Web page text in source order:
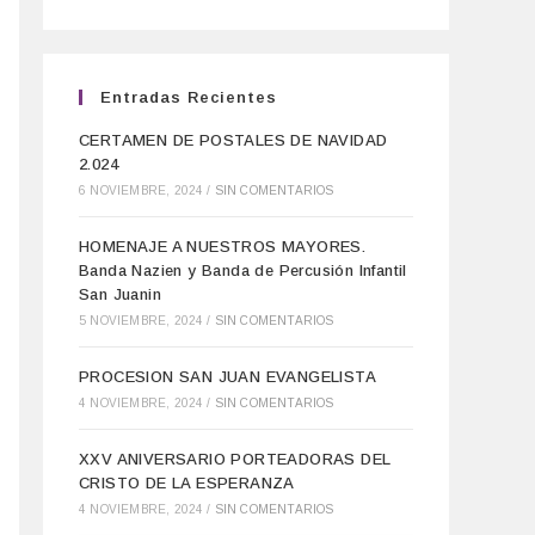
Entradas Recientes
CERTAMEN DE POSTALES DE NAVIDAD
2.024
6 NOVIEMBRE, 2024 / SIN COMENTARIOS
HOMENAJE A NUESTROS MAYORES.
Banda Nazien y Banda de Percusión Infantil
San Juanin
5 NOVIEMBRE, 2024 / SIN COMENTARIOS
PROCESION SAN JUAN EVANGELISTA
4 NOVIEMBRE, 2024 / SIN COMENTARIOS
XXV ANIVERSARIO PORTEADORAS DEL
CRISTO DE LA ESPERANZA
4 NOVIEMBRE, 2024 / SIN COMENTARIOS